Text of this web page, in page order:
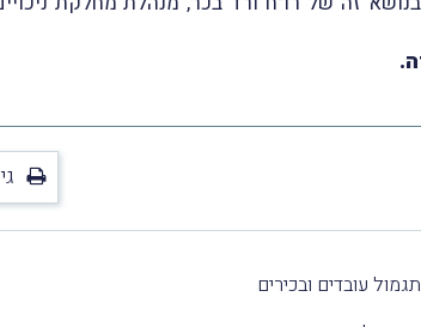
תגמול עובדים ובכירים